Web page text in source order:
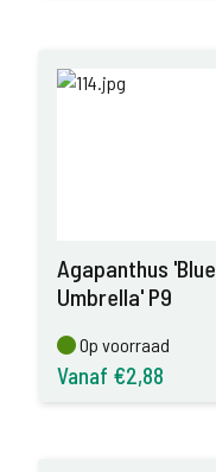
Agapanthus 'Blue
Umbrella' P9
Op voorraad
Op voorraad
Vanaf €2,88